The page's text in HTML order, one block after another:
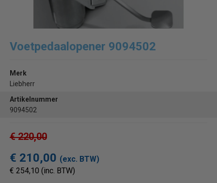
Voetpedaalopener 9094502
Merk
Liebherr
Artikelnummer
9094502
€ 220,00
€ 210,00 (exc. BTW)
€ 254,10 (inc. BTW)